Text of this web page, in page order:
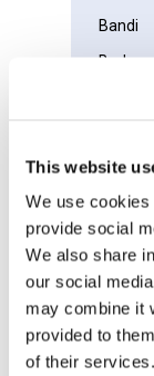
This website
We use
provide social
We also share
our social
may combine it
provided to
of their services.
Bandi
Cloud
CnPilot
COVID-